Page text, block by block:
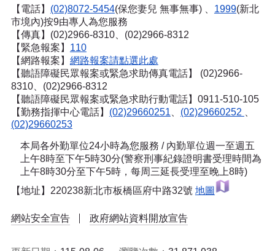
【電話】 (02)8072-5454(保您妻兒 無事無事) 、 1999(新北
市境內)按9由專人為您服務
【傳真】(02)2966-8310、(02)2966-8312
【緊急報案】 110
【網路報案】 網路報案請點選此處
【聽語障礙民眾報案或緊急求助傳真電話】
(02)2966-
8310、(02)2966-8312
【聽語障礙民眾報案或緊急求助行動電話】0911-510-105
【勤務指揮中心電話】 (02)29660251 (02)29660252
(02)29660253
本局各外勤單位24小時為您服務 / 內勤單位週一至週五
上午8時至下午5時30分(警察刑事紀錄證明書受理時間為
上午8時30分至下午5時，每周三延長受理至晚上8時)
【地址】220238新北市板橋區府中路32號 地圖
網站安全宣告 政府網站資料開放宣告